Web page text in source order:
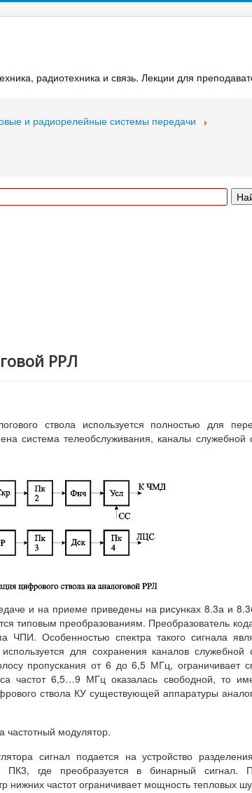
радиотехника и связь. Лекции для
и радиорелейные системы передачи
РРЛ
ствола используется полностью для
система телеобслуживания, каналы служебной
и на приеме приведены на рисунках 8.3а и
типовым преобразованиям. Преобразователь
ЧПИ. Особенностью спектра такого сигнала
для сохранения каналов служебной
пропускания от 6 до 6,5 МГц, ограничивает
частот 6,5…9 МГц оказалась свободной, то
ствола КУ существующей аппаратуры
частотный модулятор.
сигнал подается на устройство
ПК3, где преобразуется в бинарный сигнал.
частот ограничивает мощность тепловых